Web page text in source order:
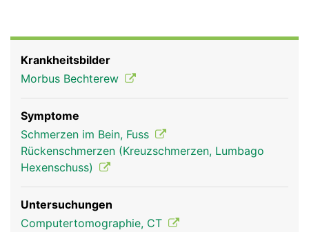
News
Ratgeber
Rubriken
Krankheitsbilder
Morbus Bechterew
Symptome
Schmerzen im Bein, Fuss
Rückenschmerzen (Kreuzschmerzen, Lumbago
Hexenschuss)
Untersuchungen
Computertomographie, CT